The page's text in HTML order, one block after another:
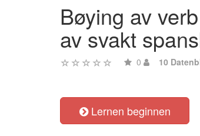
Bøying av
av svakt
0 10
Lernen beginnen